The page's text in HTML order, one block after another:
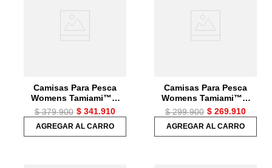
Camisas Para Pesca
Womens Tamiami™ Ii
Ls Shirt Mujer
$ 379.900 $ 341.910
AGREGAR AL CARRO
Camisas Para Pesca
Womens Tamiami™ Ii
Ss Shirt Mujer
$ 299.900 $ 269.910
AGREGAR AL CARRO
chaquetas mujer
senderismo